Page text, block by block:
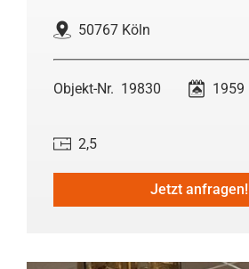
50767 Köln
19830 1959
2,5
Jetzt anfragen!